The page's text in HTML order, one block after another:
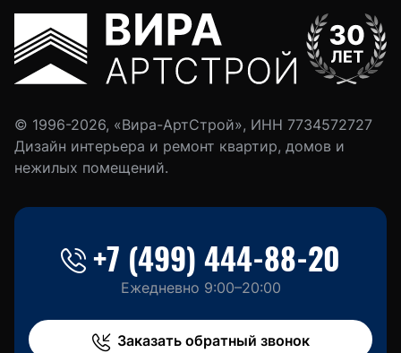
© 1996-2026, «Вира-АртСтрой», ИНН 7734572727
Дизайн интерьера и ремонт квартир, домов и
нежилых помещений.
+7 (499) 444-88-20
Ежедневно 9:00–20:00
Заказать обратный звонок